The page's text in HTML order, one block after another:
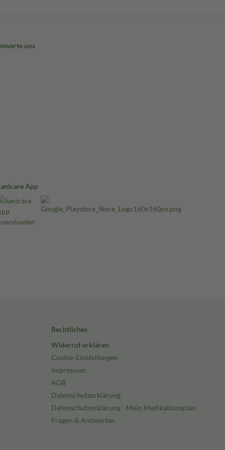
uns
App
Rechtliches
Widerruf erklären
Cookie-Einstellungen
Impressum
AGB
Datenschutzerklärung
Datenschutzerklärung - Mein Medikationsplan
Fragen & Antworten